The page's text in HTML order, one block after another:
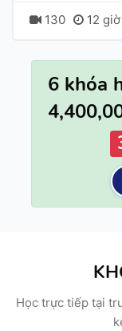
130 12 giờ
6 khóa
Học trực tiếp tại